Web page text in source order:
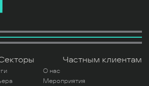
Частным клиентам
О нас
Мероприятия